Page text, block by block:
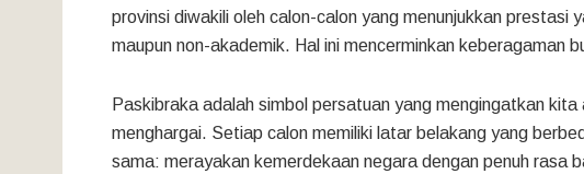
provinsi diwakili oleh calon-calon yang menunjukkan prestasi
maupun non-akademik. Hal ini mencerminkan keberagaman
Paskibraka adalah simbol persatuan yang mengingatkan
menghargai. Setiap calon memiliki latar belakang yang
sama: merayakan kemerdekaan negara dengan penuh rasa